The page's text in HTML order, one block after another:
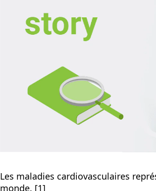
Les maladies cardiovasculaires
monde. [1]